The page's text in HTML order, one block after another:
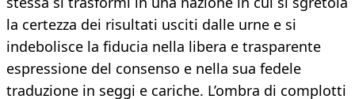
la certezza dei risultati usciti dalle urne e si
indebolisce la fiducia nella libera e trasparente
espressione del consenso e nella sua fedele
traduzione in seggi e cariche. L’ombra di complotti